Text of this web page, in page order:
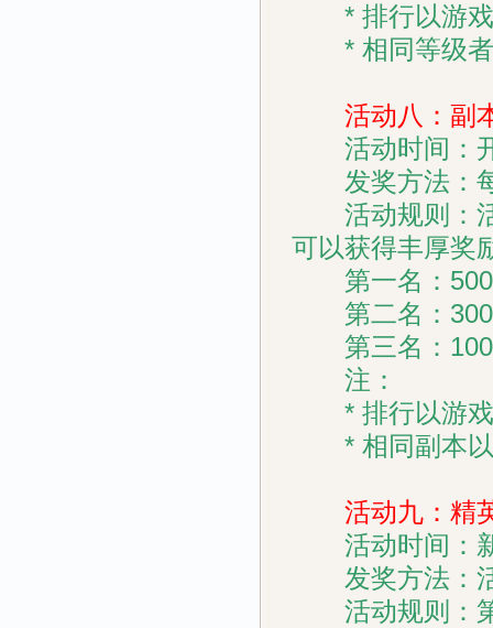
* 排行以游戏
* 相同等级者
活动八：副本
活动时间：
发奖方法：
活动规则：活
可以获得丰厚奖
第一名：500
第二名：300
第三名：100
注：
* 排行以游戏
* 相同副本以
活动九：精英
活动时间：
发奖方法：活
活动规则：第